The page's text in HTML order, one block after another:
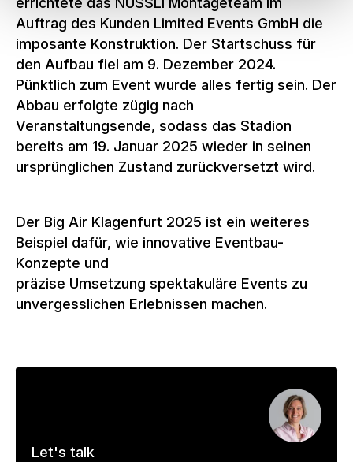
Auftrag des Kunden Limited Events GmbH die
imposante Konstruktion. Der Startschuss für
den Aufbau fiel am 9. Dezember 2024.
Pünktlich zum Event wurde alles fertig sein. Der
Abbau erfolgte zügig nach
Veranstaltungsende, sodass das Stadion
bereits am 19. Januar 2025 wieder in seinen
ursprünglichen Zustand zurückversetzt wird.
Der Big Air Klagenfurt 2025 ist ein weiteres
Beispiel dafür, wie innovative Eventbau-
Konzepte und
präzise Umsetzung spektakuläre Events zu
unvergesslichen Erlebnissen machen.
Let's talk